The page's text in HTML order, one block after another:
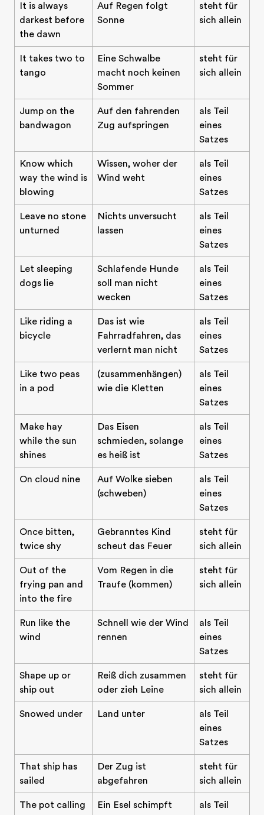
Testen Sie Ihr Englisch
It is always
darkest before
the dawn
Auf Regen folgt
Sonne
steht für
sich allein
It takes two to
tango
Eine Schwalbe
macht noch keinen
Sommer
steht für
sich allein
Jump on the
bandwagon
Auf den fahrenden
Zug aufspringen
als Teil
eines
Satzes
Know which
way the wind is
blowing
Wissen, woher der
Wind weht
als Teil
eines
Satzes
Leave no stone
unturned
Nichts unversucht
lassen
als Teil
eines
Satzes
Let sleeping
dogs lie
Schlafende Hunde
soll man nicht
wecken
als Teil
eines
Satzes
Like riding a
bicycle
Das ist wie
Fahrradfahren, das
verlernt man nicht
als Teil
eines
Satzes
Like two peas
in a pod
(zusammenhängen)
wie die Kletten
als Teil
eines
Satzes
Make hay
while the sun
shines
Das Eisen
schmieden, solange
es heiß ist
als Teil
eines
Satzes
On cloud nine
Auf Wolke sieben
(schweben)
als Teil
eines
Satzes
Once bitten,
twice shy
Gebranntes Kind
scheut das Feuer
steht für
sich allein
Out of the
frying pan and
into the fire
Vom Regen in die
Traufe (kommen)
steht für
sich allein
Run like the
wind
Schnell wie der Wind
rennen
als Teil
eines
Satzes
Shape up or
ship out
Reiß dich zusammen
oder zieh Leine
steht für
sich allein
Snowed under Land unter
als Teil
eines
Satzes
That ship has
sailed
Der Zug ist
abgefahren
steht für
sich allein
The pot calling
Ein Esel schimpft
als Teil